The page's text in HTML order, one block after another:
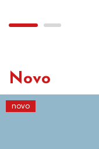
Novo
novo